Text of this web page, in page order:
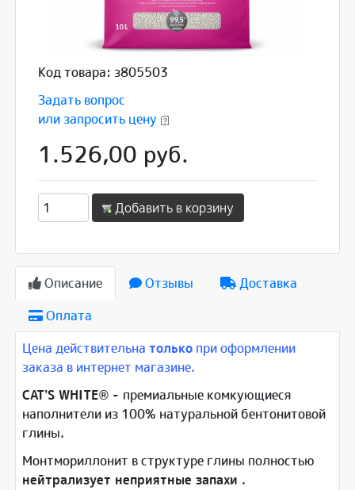
Код товара: з805503
Задать вопрос
или запросить цену
1.526,00 руб.
Добавить в корзину
Описание Отзывы
Доставка
Оплата
Цена действительнатолько при оформлении
заказа в интернет магазине.
CAT’S WHITE® - премиальные комкующиеся
наполнители из 100% натуральной бентонитовой
глины.
Монтмориллонит в структуре глины полностью
нейтрализует неприятные запахи .